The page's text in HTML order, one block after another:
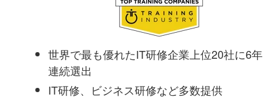
世界で最も優れたIT研修企業上位20社に6年
連続選出
IT研修、ビジネス研修など多数提供